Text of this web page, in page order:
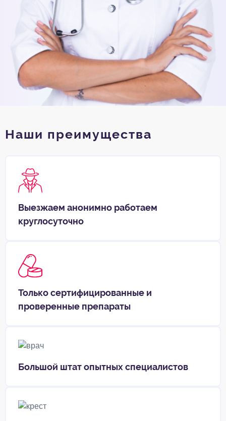
Наши преимущества
Выезжаем анонимно работаем
круглосуточно
Только сертифицированные и
проверенные препараты
Большой штат опытных специалистов